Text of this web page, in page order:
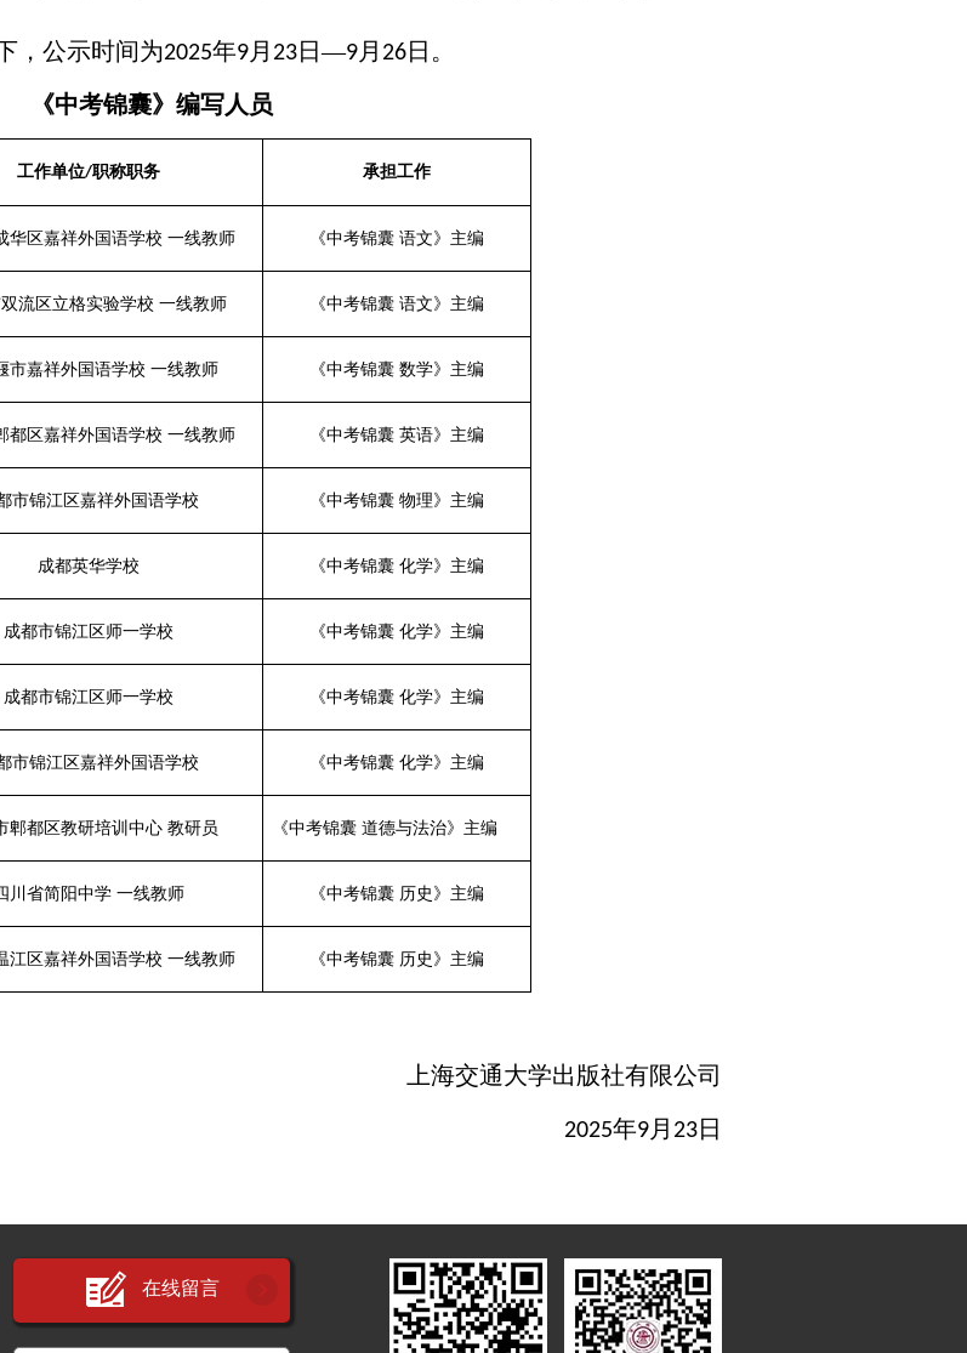
，公示时间为2025年9 月 23 日—9 月 26 日。
《中考锦囊》编写人员
工作单位/职称职务 承担工作
华区嘉祥外国语学校 一线教师 《中考锦囊 语文》 主编
流区立格实验学校 一线教师 《中考锦囊 语文》 主编
市嘉祥外国语学校 一线教师 《中考锦囊 数学》 主编
都区嘉祥外国语学校 一线教师 《中考锦囊 英语》 主编
市锦江区嘉祥外国语学校 《中考锦囊 物理》 主编
成都英华学校 《中考锦囊 化学》主编
成都市锦江区师一学校 《中考锦囊 化学》主编
成都市锦江区师一学校 《中考锦囊 化学》主编
市锦江区嘉祥外国语学校 《中考锦囊 化学》主编
郫都区教研培训中心 教研员 《中考锦囊 道德与法治》主编
川省简阳中学 一线教师 《中考锦囊 历史》主编
江区嘉祥外国语学校 一线教师 《中考锦囊 历史》主编
上海交通大学出版社有限公司
2025年9 月 23 日
在线留言